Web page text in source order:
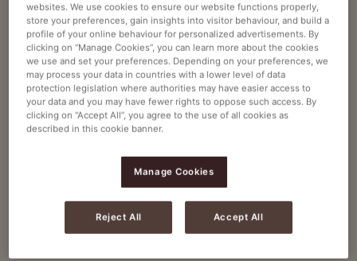
Πλήρης γεύση εσπρέσο, χωρίς καφεΐνη
Απαλό, ισορροπημένο άρωμα
Σταθερή κρέμα και σώμα
500G X 12
Ζητήστε προσφορά
Ζητήστε περισσότερες πληροφορίες
websites. We use cookies to ensure our website functions properly,
store your preferences, gain insights into visitor behaviour, and build a
profile of your online behaviour for personalized advertisements. By
clicking on “Manage Cookies”, you can learn more about the cookies
we use and set your preferences. Depending on your preferences, we
may process your data in countries with a lower level of data
protection legislation where authorities may have easier access to
your data and you may have fewer rights to oppose such access. By
clicking on “Accept All”, you agree to the use of all cookies as
described in this cookie banner.
Manage Cookies
Reject All Accept All